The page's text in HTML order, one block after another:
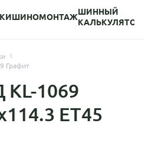
ШИНОМОНТАЖШИННЫЙ
КАЛЬКУЛЯТОР
Графит
1069
ET45